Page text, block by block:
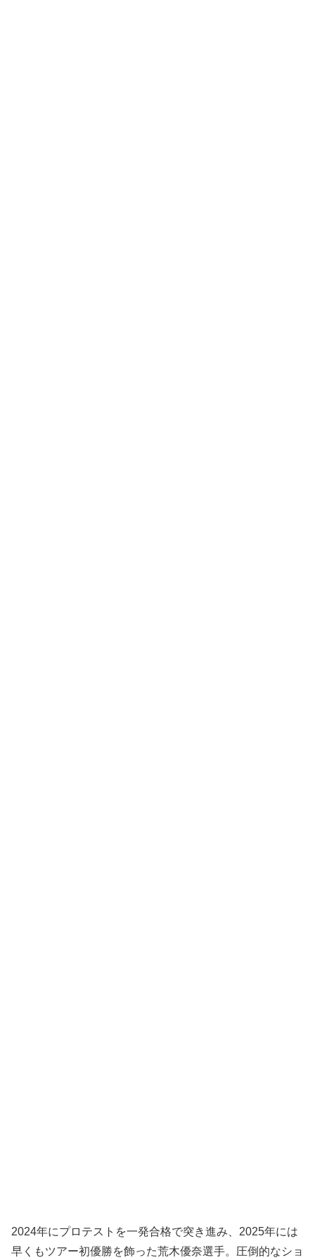
2024年にプロテストを一発合格で突き進み、2025年には
早くもツアー初優勝を飾った荒木優奈選手。圧倒的なショ